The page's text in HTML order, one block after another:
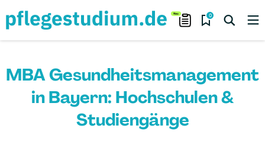
0
MBA Gesundheitsmanagement
in Bayern: Hochschulen &
Studiengänge